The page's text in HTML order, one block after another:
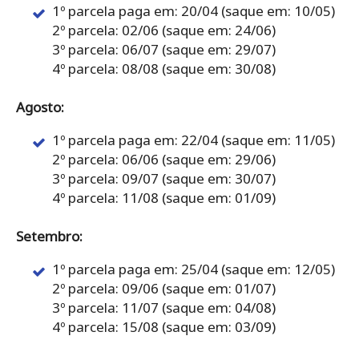
1º parcela paga em: 20/04 (saque em: 10/05)
2º parcela: 02/06 (saque em: 24/06)
3º parcela: 06/07 (saque em: 29/07)
4º parcela: 08/08 (saque em: 30/08)
Agosto:
1º parcela paga em: 22/04 (saque em: 11/05)
2º parcela: 06/06 (saque em: 29/06)
3º parcela: 09/07 (saque em: 30/07)
4º parcela: 11/08 (saque em: 01/09)
Setembro:
1º parcela paga em: 25/04 (saque em: 12/05)
2º parcela: 09/06 (saque em: 01/07)
3º parcela: 11/07 (saque em: 04/08)
4º parcela: 15/08 (saque em: 03/09)